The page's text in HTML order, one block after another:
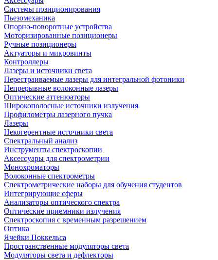
Системы позиционирования
Пьезомеханика
Опорно-поворотные устройства
Моторизированные позиционеры
Ручные позиционеры
Актуаторы и микровинты
Контроллеры
Лазеры и источники света
Перестраиваемые лазеры для интегральной фотоники
Непрерывные волоконные лазеры
Оптические аттенюаторы
Широкополосные источники излучения
Профилометры лазерного пучка
Лазеры
Некогерентные источники света
Спектральный анализ
Инструменты спектроскопии
Аксессуары для спектрометрии
Монохроматоры
Волоконные спектрометры
Спектрометрические наборы для обучения студентов
Интегрирующие сферы
Анализаторы оптического спектра
Оптические приемники излучения
Спектроскопия с временным разрешением
Оптика
Ячейки Поккельса
Пространственные модуляторы света
Модуляторы света и дефлекторы